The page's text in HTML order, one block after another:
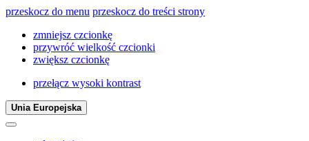
przeskocz do menu przeskocz do treści strony
zmniejsz czcionkę
przywróć wielkość czcionki
zwiększ czcionkę
przełącz wysoki kontrast
Unia Europejska